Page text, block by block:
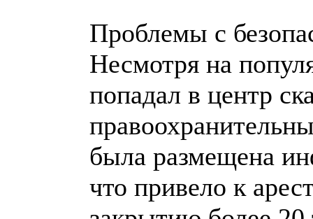
Проблемы с
Несмотря на
попадал в центр
была размещена
что привело к